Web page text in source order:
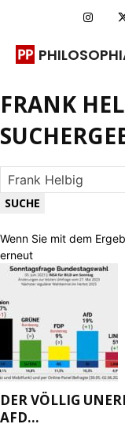
FRANK
Wenn Sie mit dem
erneut
DER VÖLLIG
AFD…